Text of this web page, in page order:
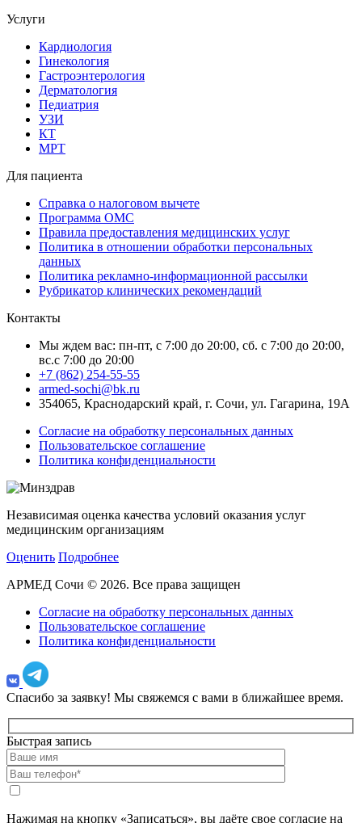
Услуги
Кардиология
Гинекология
Гастроэнтерология
Дерматология
Педиатрия
УЗИ
КТ
МРТ
Для пациента
Справка о налоговом вычете
Программа ОМС
Правила предоставления медицинских услуг
Политика в отношении обработки персональных
данных
Политика рекламно-информационной рассылки
Рубрикатор клинических рекомендаций
Контакты
Мы ждем вас: пн-пт, с 7:00 до 20:00, сб. с 7:00 до 20:00,
вс.с 7:00 до 20:00
+7 (862) 254-55-55
armed-sochi@bk.ru
354065, Краснодарский край, г. Сочи, ул. Гагарина, 19А
Согласие на обработку персональных данных
Пользовательское соглашение
Политика конфиденциальности
Независимая оценка качества условий оказания услуг
медицинским организациям
Оценить Подробнее
АРМЕД Сочи © 2026. Все права защищен
Согласие на обработку персональных данных
Пользовательское соглашение
Политика конфиденциальности
Спасибо за заявку! Мы свяжемся с вами в ближайшее время.
Быстрая запись
Нажимая на кнопку «Записаться», вы даёте свое согласие на